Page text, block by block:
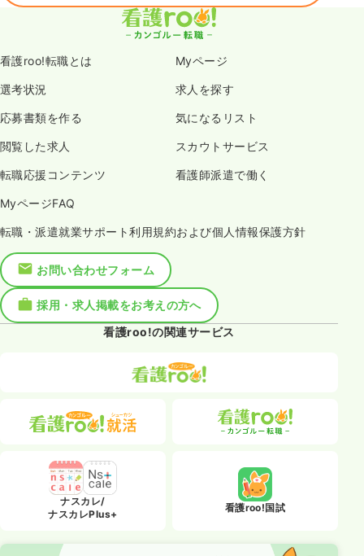
看護roo!転職とは Myページ
選考状況 求人を探す
応募書類を作る 気になるリスト
閲覧した求人 スカウトサービス
転職応援コンテンツ 看護師派遣で働く
MyページFAQ
転職・派遣就業サポート利用規約および個人情報保護方針
お問い合わせフォーム
採用・求人掲載をお考えの方へ
看護roo!の関連サービス
ナスカレ/
ナスカレPlus+
看護roo!国試